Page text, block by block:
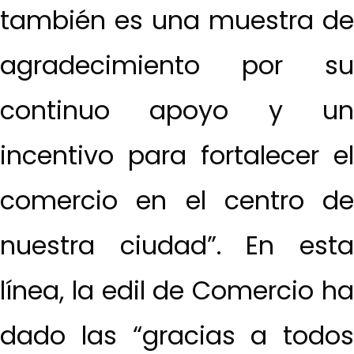
también es una muestra de
agradecimiento por su
continuo apoyo y un
incentivo para fortalecer el
comercio en el centro de
nuestra ciudad”. En esta
línea, la edil de Comercio ha
dado las “gracias a todos